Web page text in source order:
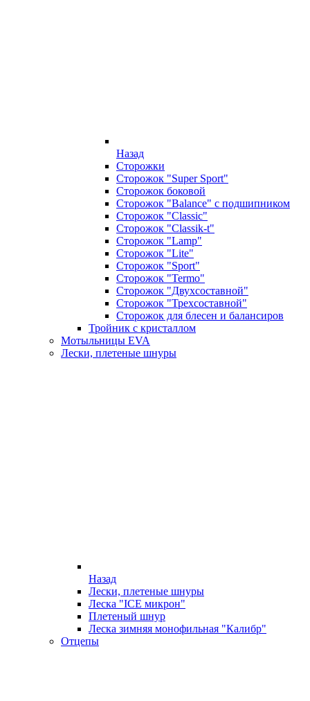
Назад
Сторожки
Сторожок "Super Sport"
Сторожок боковой
Сторожок "Balance" с подшипником
Сторожок "Classic"
Сторожок "Classik-t"
Сторожок "Lamp"
Сторожок "Lite"
Сторожок "Sport"
Сторожок "Termo"
Сторожок "Двухсоставной"
Сторожок "Трехсоставной"
Сторожок для блесен и балансиров
Тройник с кристаллом
Мотыльницы EVA
Лески, плетеные шнуры
Назад
Лески, плетеные шнуры
Леска "ICE микрон"
Плетеный шнур
Леска зимняя монофильная "Калибр"
Отцепы